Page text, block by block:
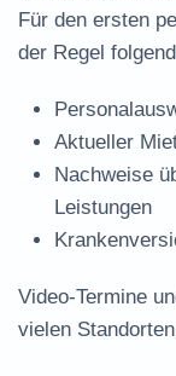
Für den ersten
der Regel
Aktueller
Nachweise
Leistungen
Video-Termine
vielen